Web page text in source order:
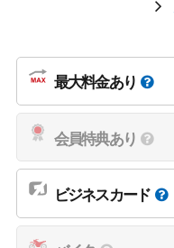
最大料金あり
会員特典あり
ビジネスカード